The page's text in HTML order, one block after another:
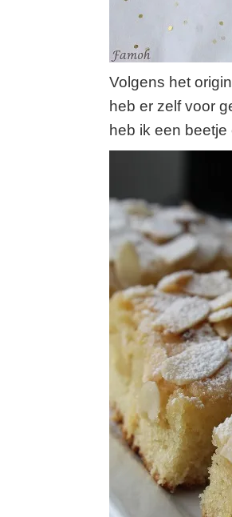
Volgens het
heb er zelf voor
heb ik een